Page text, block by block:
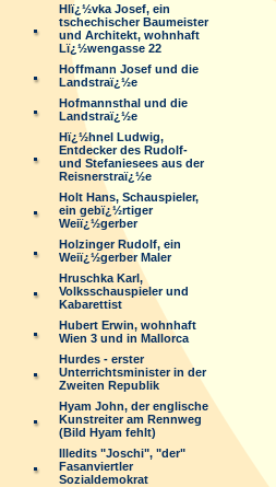
Hlï¿½vka Josef, ein
tschechischer Baumeister
und Architekt, wohnhaft
Lï¿½wengasse 22
Hoffmann Josef und die
Landstraï¿½e
Hofmannsthal und die
Landstraï¿½e
Hï¿½hnel Ludwig,
Entdecker des Rudolf-
und Stefaniesees aus der
Reisnerstraï¿½e
Holt Hans, Schauspieler,
ein gebï¿½rtiger
Weiï¿½gerber
Holzinger Rudolf, ein
Weiï¿½gerber Maler
Hruschka Karl,
Volksschauspieler und
Kabarettist
Hubert Erwin, wohnhaft
Wien 3 und in Mallorca
Hurdes - erster
Unterrichtsminister in der
Zweiten Republik
Hyam John, der englische
Kunstreiter am Rennweg
(Bild Hyam fehlt)
Illedits "Joschi", "der"
Fasanviertler
Sozialdemokrat